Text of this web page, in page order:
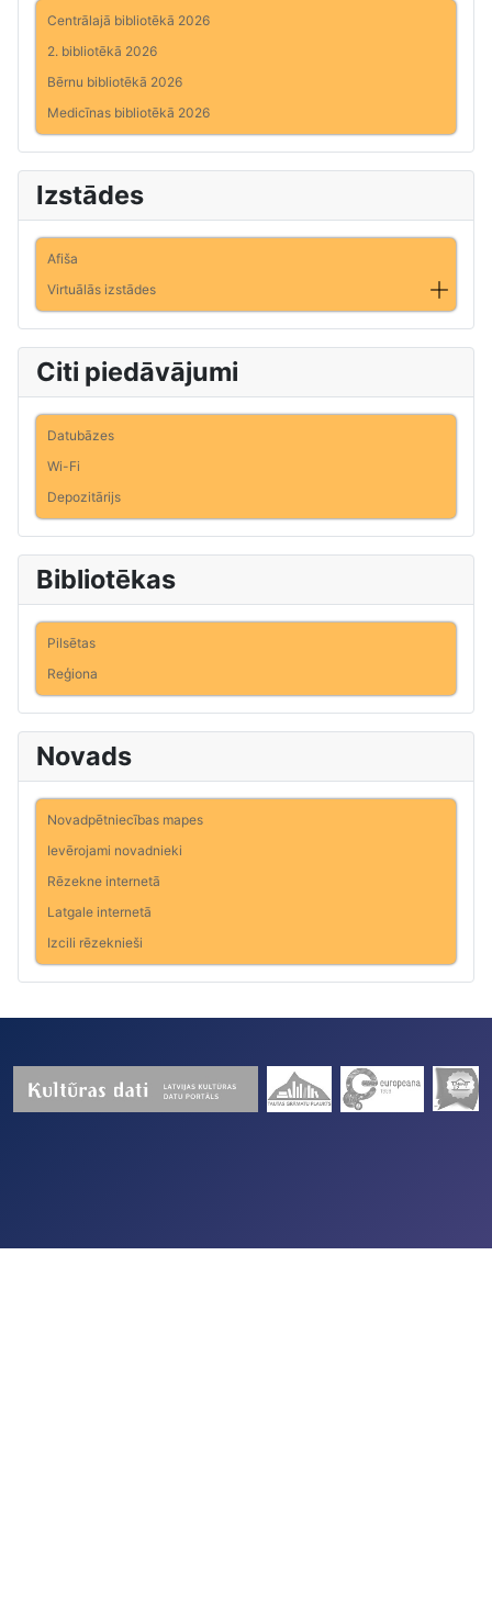
Centrālajā bibliotēkā 2026
2. bibliotēkā 2026
Bērnu bibliotēkā 2026
Medicīnas bibliotēkā 2026
Izstādes
Afiša
Virtuālās izstādes
Citi piedāvājumi
Datubāzes
Wi-Fi
Depozitārijs
Bibliotēkas
Pilsētas
Reģiona
Novads
Novadpētniecības mapes
Ievērojami novadnieki
Rēzekne internetā
Latgale internetā
Izcili rēzeknieši